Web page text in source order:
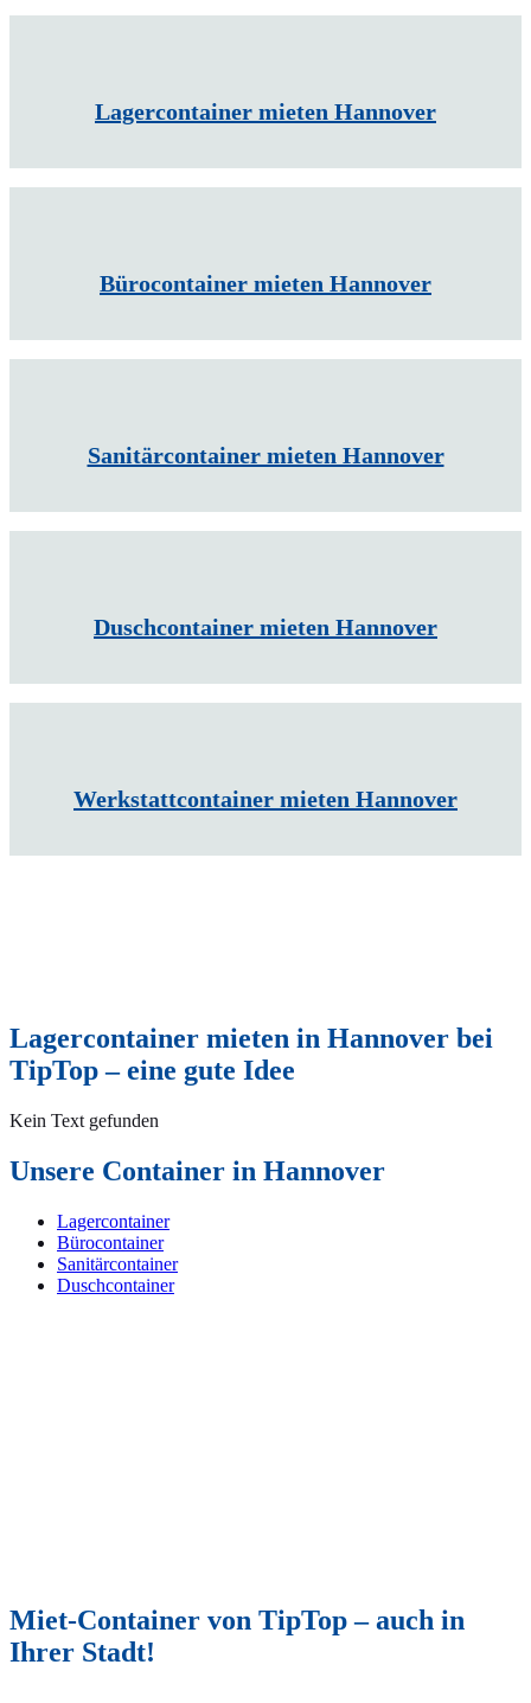
Lagercontainer mieten Hannover
Bürocontainer mieten Hannover
Sanitärcontainer mieten Hannover
Duschcontainer mieten Hannover
Werkstattcontainer mieten Hannover
Lagercontainer mieten in Hannover bei
TipTop – eine gute Idee
Kein Text gefunden
Unsere Container in Hannover
Lagercontainer
Bürocontainer
Sanitärcontainer
Duschcontainer
Miet-Container von TipTop – auch in
Ihrer Stadt!